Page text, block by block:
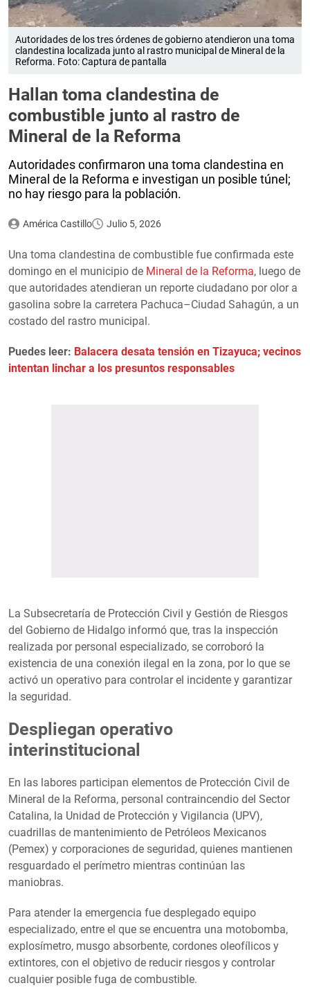
Autoridades de los tres órdenes de gobierno atendieron una toma
clandestina localizada junto al rastro municipal de Mineral de la
Reforma. Foto: Captura de pantalla
Hallan toma clandestina de
combustible junto al rastro de
Mineral de la Reforma
Autoridades confirmaron una toma clandestina en
Mineral de la Reforma e investigan un posible túnel;
no hay riesgo para la población.
América Castillo Julio 5, 2026
Una toma clandestina de combustible fue confirmada este
domingo en el municipio de Mineral de la Reforma, luego de
que autoridades atendieran un reporte ciudadano por olor a
gasolina sobre la carretera Pachuca–Ciudad Sahagún, a un
costado del rastro municipal.
Puedes leer: Balacera desata tensión en Tizayuca; vecinos
intentan linchar a los presuntos responsables
La Subsecretaría de Protección Civil y Gestión de Riesgos
del Gobierno de Hidalgo informó que, tras la inspección
realizada por personal especializado, se corroboró la
existencia de una conexión ilegal en la zona, por lo que se
activó un operativo para controlar el incidente y garantizar
la seguridad.
Despliegan operativo
interinstitucional
En las labores participan elementos de Protección Civil de
Mineral de la Reforma, personal contraincendio del Sector
Catalina, la Unidad de Protección y Vigilancia (UPV),
cuadrillas de mantenimiento de Petróleos Mexicanos
(Pemex) y corporaciones de seguridad, quienes mantienen
resguardado el perímetro mientras continúan las
maniobras.
Para atender la emergencia fue desplegado equipo
especializado, entre el que se encuentra una motobomba,
explosímetro, musgo absorbente, cordones oleofílicos y
extintores, con el objetivo de reducir riesgos y controlar
cualquier posible fuga de combustible.